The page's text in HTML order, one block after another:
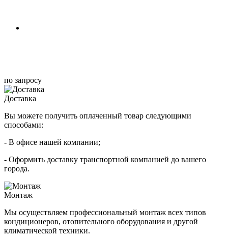
по запросу
Доставка
Вы можете получить оплаченный товар следующими
способами:
- В офисе нашей компании;
- Оформить доставку транспортной компанией до вашего
города.
Монтаж
Мы осуществляем профессиональный монтаж всех типов
кондиционеров, отопительного оборудования и другой
климатической техники.